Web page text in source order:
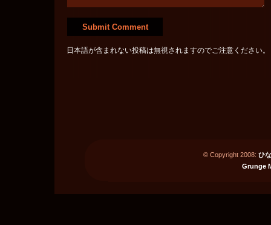
日本語が含まれない投稿は無視されますのでご注意ください
© Copyright 2008: ひ
Grunge